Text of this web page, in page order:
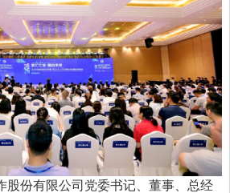
份有限公司党委书记、董事、总经